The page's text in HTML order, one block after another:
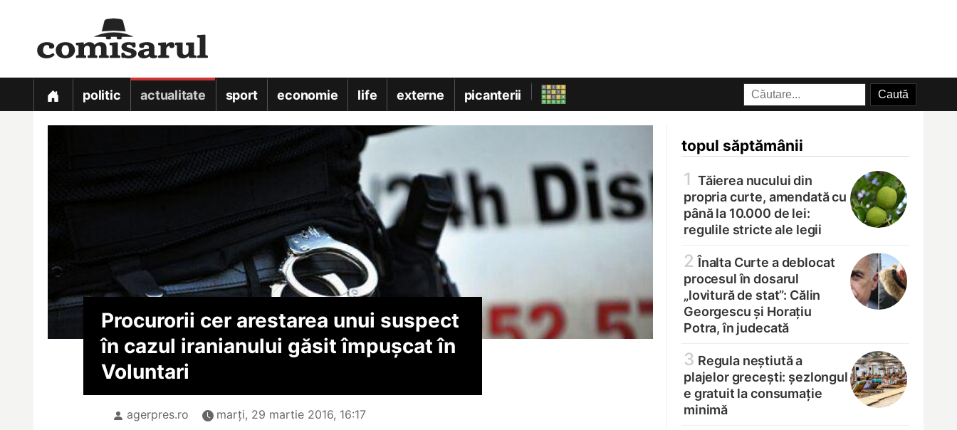
politic actualitate sport economie life externe picanterii
topul săptămânii
1 Tăierea nucului din
propria curte, amendată cu
până la 10.000 de lei:
regulile stricte ale legii
2 Înalta Curte a deblocat
procesul în dosarul
„lovitură de stat”: Călin
Georgescu și Horațiu
Potra, în judecată
3 Regula neștiută a
plajelor grecești: șezlongul
e gratuit la consumație
minimă
Procurorii cer arestarea unui suspect
în cazul iranianului găsit împușcat în
Voluntari
agerpres.ro marți, 29 martie 2016, 16:17